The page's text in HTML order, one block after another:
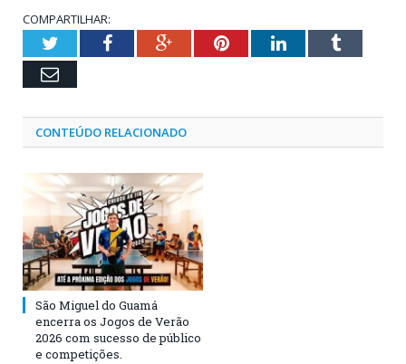
COMPARTILHAR:
TwitterFacebookGoogle+PinterestLinkedInTumblr
Email
CONTEÚDO RELACIONADO
São Miguel do Guamá
encerra os Jogos de Verão
2026 com sucesso de público
e competições.